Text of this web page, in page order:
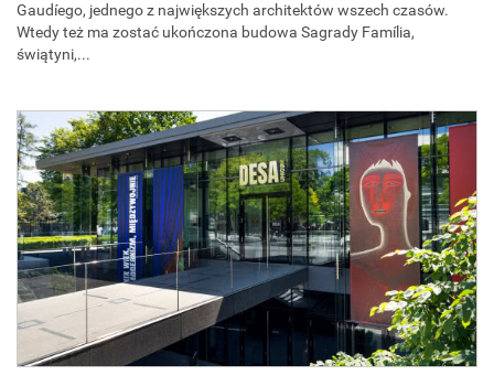
Gaudíego, jednego z największych architektów wszech czasów.
Wtedy też ma zostać ukończona budowa Sagrady Família,
świątyni,...